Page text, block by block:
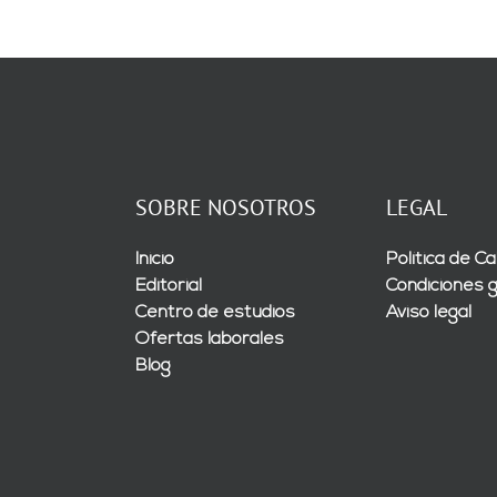
SOBRE NOSOTROS
Inicio
Editorial
Centro de estudios
Ofertas laborales
Blog
LEGAL
Política de
Condiciones
Aviso legal